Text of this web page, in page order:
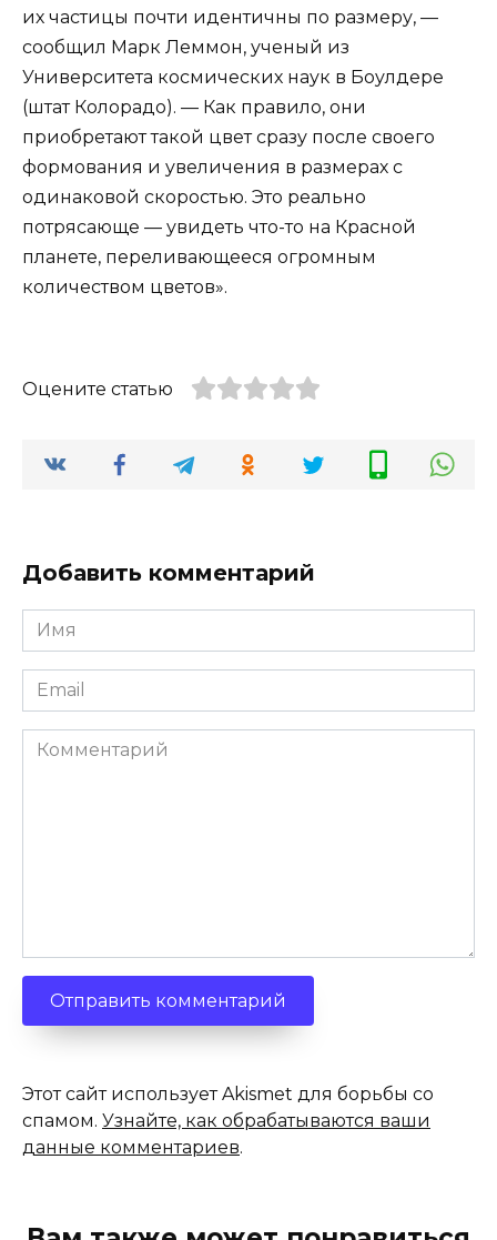
их частицы почти идентичны по размеру, —
сообщил Марк Леммон, ученый из
Университета космических наук в Боулдере
(штат Колорадо). — Как правило, они
приобретают такой цвет сразу после своего
формования и увеличения в размерах с
одинаковой скоростью. Это реально
потрясающе — увидеть что-то на Красной
планете, переливающееся огромным
количеством цветов».
Оцените статью
Добавить комментарий
Имя
*
Email
*
Комментарий
Этот сайт использует Akismet для борьбы со
спамом. Узнайте, как обрабатываются ваши
данные комментариев.